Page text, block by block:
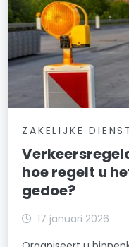
ZAKELIJKE
hoe regelt u
gedoe?
17 januari 2026